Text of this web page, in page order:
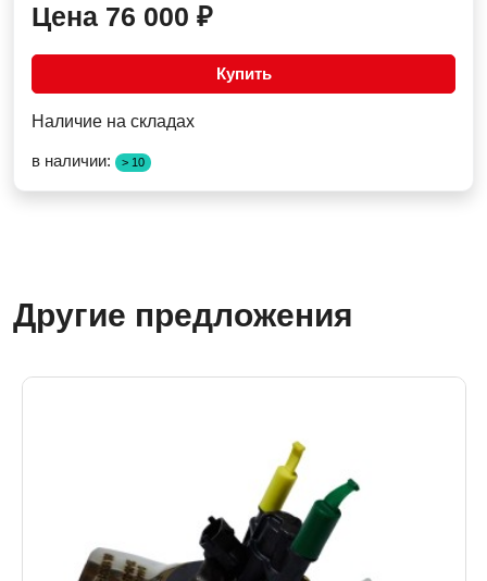
Цена 76 000 ₽
Купить
Наличие на складах
в наличии: > 10
Другие предложения